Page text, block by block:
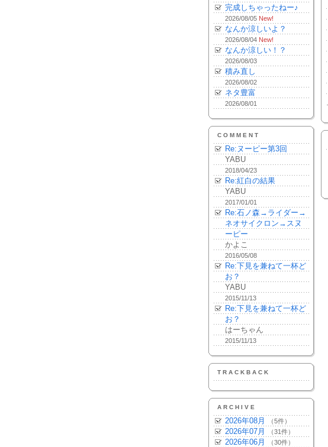
完成しちゃったねー♪
2026/08/05 New!
なんか涼しいよ？
2026/08/04 New!
なんか涼しい！？
2026/08/03
積み直し
2026/08/02
ネタ豊富
2026/08/01
COMMENT
Re:ヌーピー第3回
YABU
2018/04/23
Re:紅白の結果
YABU
2017/01/01
Re:石ノ森→ライダー→
ネオサイクロン→スヌ
ーピー
かよこ
2016/05/08
Re:下見を兼ねて一杯ど
お？
YABU
2015/11/13
Re:下見を兼ねて一杯ど
お？
はーちゃん
2015/11/13
TRACKBACK
ARCHIVE
2026年08月 （5件）
2026年07月 （31件）
2026年06月 （30件）